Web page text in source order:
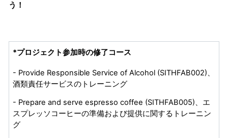
う ！
*プロジェクト参加時の修了コース
- Provide Responsible Service of Alcohol (SITHFAB002)、
酒類責任サービスのトレーニング
- Prepare and serve espresso coffee (SITHFAB005)、エ
スプレッソコーヒーの準備および提供に関するトレーニン
グ